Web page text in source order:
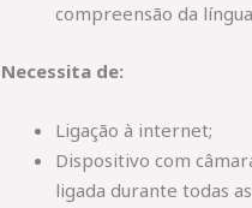
compreensão da
Necessita de:
Ligação à internet;
Dispositivo com
ligada durante todas